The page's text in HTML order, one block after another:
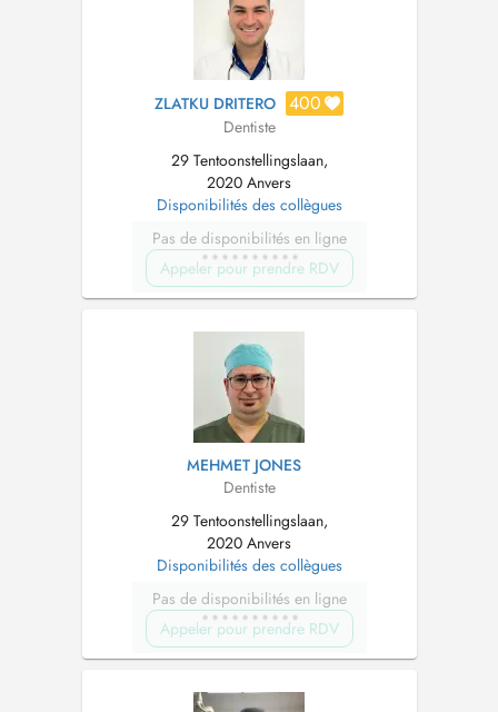
ZLATKU DRITERO 400
Dentiste
29 Tentoonstellingslaan,
2020 Anvers
Disponibilités des collègues
Pas de disponibilités en ligne
Appeler pour prendre RDV
MEHMET JONES
Dentiste
29 Tentoonstellingslaan,
2020 Anvers
Disponibilités des collègues
Pas de disponibilités en ligne
Appeler pour prendre RDV